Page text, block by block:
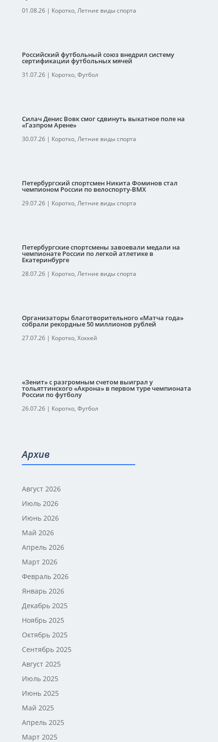
01.08.26| Коротко, Летние виды спорта
Российский футбольный союз внедрил систему
сертификации футбольных мячей
31.07.26| Коротко, Футбол
Силач Денис Вовк смог сдвинуть выкатное поле на
«Газпром Арене»
30.07.26| Коротко, Летние виды спорта
Петербургский спортсмен Никита Фоминов стал
чемпионом России по велоспорту-ВМХ
29.07.26| Коротко, Летние виды спорта
Петербургские спортсмены завоевали медали на
чемпионате России по легкой атлетике в
Екатеринбурге
28.07.26| Коротко, Летние виды спорта
Организаторы благотворительного «Матча года»
собрали рекордные 50 миллионов рублей
27.07.26| Коротко, Хоккей
«Зенит» с разгромным счетом выиграл у
тольяттинского «Акрона» в первом туре чемпионата
России по футболу
26.07.26| Коротко, Футбол
Архив
Август 2026
Июль 2026
Июнь 2026
Май 2026
Апрель 2026
Март 2026
Февраль 2026
Январь 2026
Декабрь 2025
Ноябрь 2025
Октябрь 2025
Сентябрь 2025
Август 2025
Июль 2025
Июнь 2025
Май 2025
Апрель 2025
Март 2025